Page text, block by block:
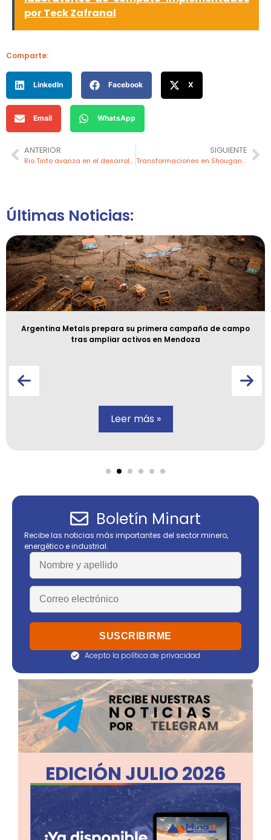
por Teck Zafranal
Comparte:
LinkedIn Facebook X
Email WhatsApp
ANTERIOR
Rio Tinto avanza en el desarrollo de un proceso para extraer galio en Quebec
SIGUIENTE
Transformaciones en Shougang Hierro Perú
Últimas Noticias:
Argentina Metals prepara su primera campaña de campo
tras ampliar activos en Mendoza
Leer más »
Boletín Minart
Recibe las noticias más importantes del sector minero,
energético e industrial.
Acepto la política de privacidad
EDICIÓN JULIO 2026